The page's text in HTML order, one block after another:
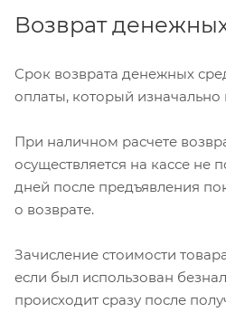
Возврат
Срок возврата денежных
оплаты, который изначально
При наличном расчете
осуществляется на кассе не
дней после предъявления
о возврате.
Зачисление стоимости
если был использован
происходит сразу после